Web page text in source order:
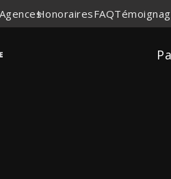
HonorairesFAQ